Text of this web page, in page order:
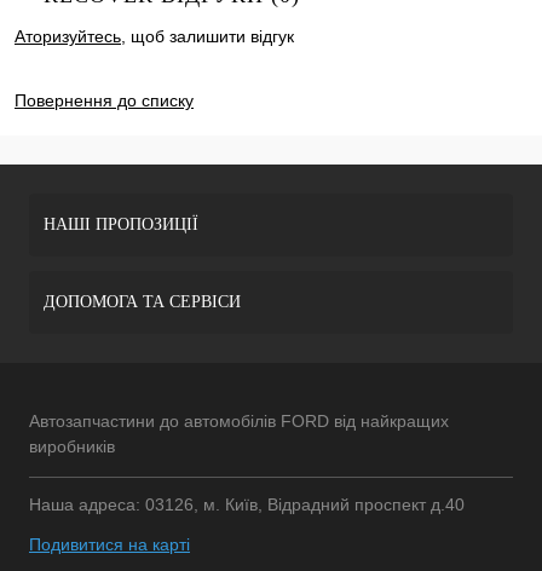
Аторизуйтесь , щоб залишити відгук
Повернення до списку
НАШІ ПРОПОЗИЦІЇ
ДОПОМОГА ТА СЕРВІСИ
Автозапчастини до автомобілів FORD від найкращих
виробників
Наша адреса: 03126, м. Київ, Відрадний проспект д.40
Подивитися на карті